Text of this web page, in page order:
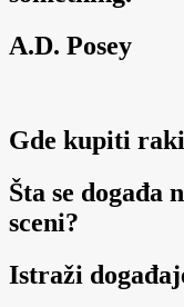
A.D. Posey
Gde kupiti
Šta se događa
sceni?
Istraži